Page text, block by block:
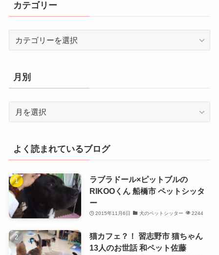
カテゴリー
リ
ー
月別
よく読まれているブログ
ラブラドール×ピットブルの
RIKOOくん 船橋市 ペットシッタ
ー
2015年11月6日 犬のペットシッター 2244
猫カフェ？！ 習志野市 猫ちゃん
13人のお世話 和ペット佐藤